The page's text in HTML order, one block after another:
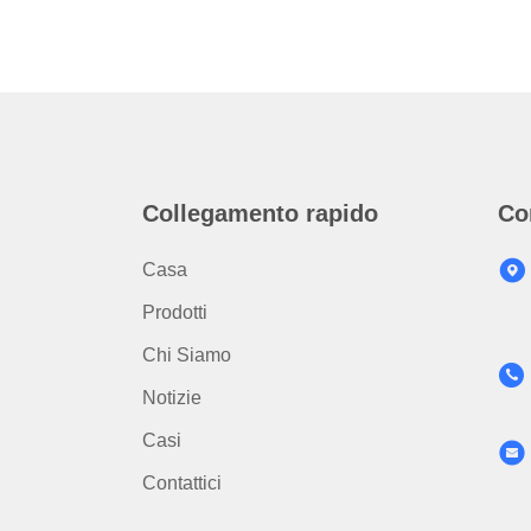
Collegamento rapido
Casa
Prodotti
Chi Siamo
Notizie
Casi
Contattici